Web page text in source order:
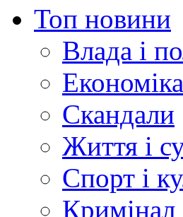
Топ новини
Влада і
Скандали
Життя і
Спорт і
Кримінал